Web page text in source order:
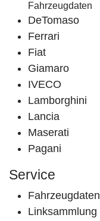
Fahrzeugdaten
DeTomaso
Ferrari
Fiat
Giamaro
IVECO
Lamborghini
Lancia
Maserati
Pagani
Service
Fahrzeugdaten
Linksammlung